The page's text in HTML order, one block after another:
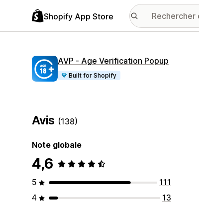
Shopify App Store
AVP ‑ Age Verification Popup
Built for Shopify
Avis (138)
Note globale
4,6
5
111
4
13